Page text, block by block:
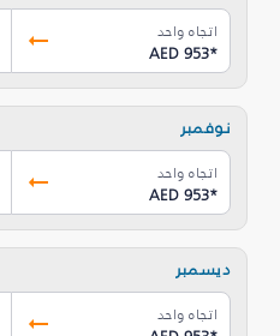
اتجاه واحد
AED 953*
نوفمبر
اتجاه واحد
AED 953*
ديسمبر
اتجاه واحد